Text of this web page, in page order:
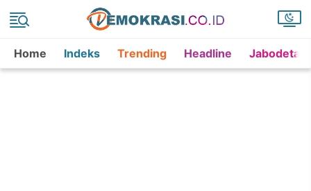
Home Indeks Trending Headline